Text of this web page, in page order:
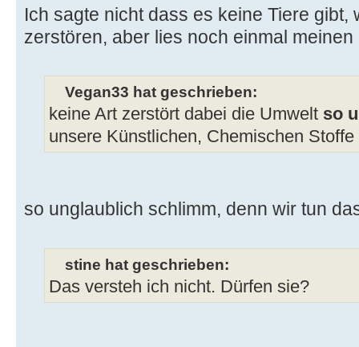
Ich sagte nicht dass es keine Tiere gibt,
zerstören, aber lies noch einmal meinen
Vegan33 hat geschrieben:
keine Art zerstört dabei die Umwelt so
unsere Künstlichen, Chemischen Stoffe
so unglaublich schlimm, denn wir tun
stine hat geschrieben:
Das versteh ich nicht. Dürfen sie?